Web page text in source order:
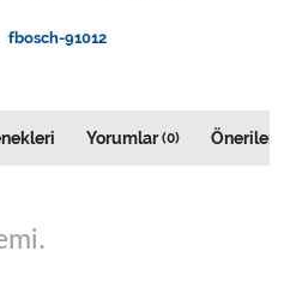
fbosch-91012
Yorumlar(0)